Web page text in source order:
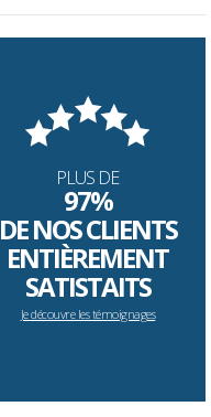
PLUS DE
97%
DE NOS CLIENTS
ENTIÈREMENT
SATISTAITS
Je découvre les témoignages